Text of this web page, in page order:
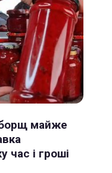
борщ майже
час і гроші